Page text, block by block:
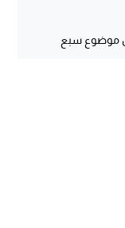
موضوع سبع